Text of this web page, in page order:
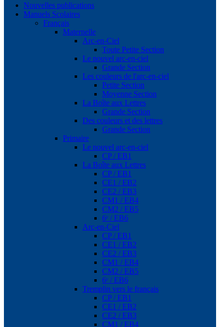
Nouvelles publications
Manuels Scolaires
Français
Maternelle
Arc-en-Ciel
Toute Petite Section
Le nouvel arc-en-ciel
Grande Section
Les couleurs de l'arc-en-ciel
Petite Section
Moyenne Section
La Boîte aux Lettres
Grande Section
Des couleurs et des lettres
Grande Section
Primaire
Le nouvel arc-en-ciel
CP / EB1
La Boîte aux Lettres
CP / EB1
CE1 / EB2
CE2 / EB3
CM1 / EB4
CM2 / EB5
6ᵉ / EB6
Arc-en-Ciel
CP / EB1
CE1 / EB2
CE2 / EB3
CM1 / EB4
CM2 / EB5
6ᵉ / EB6
Tremplin vers le français
CP / EB1
CE1 / EB2
CE2 / EB3
CM1 / EB4